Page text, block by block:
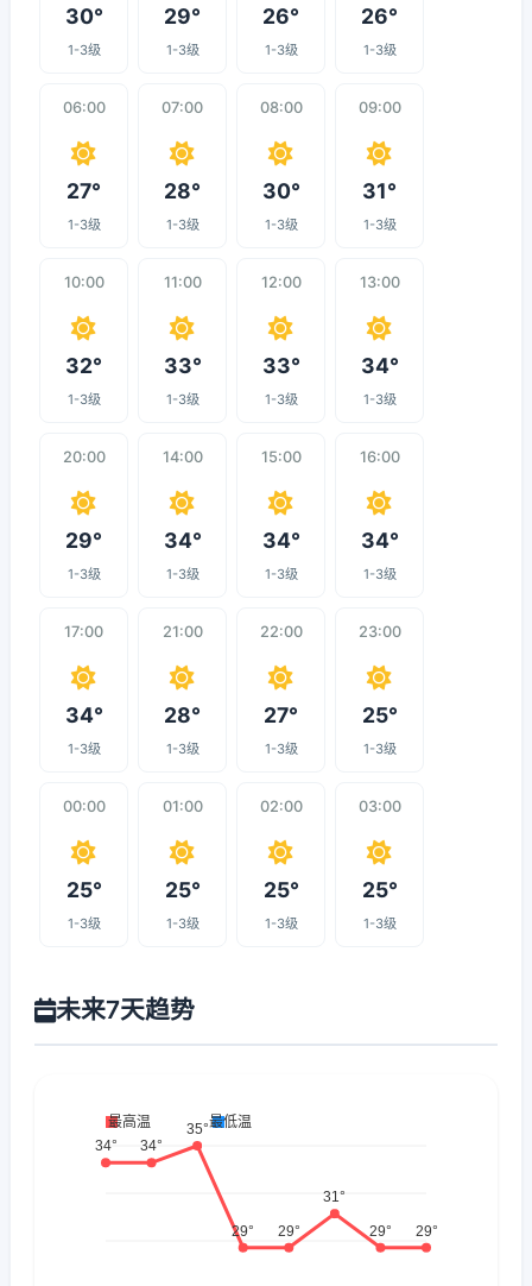
30°
1-3级
29°
1-3级
26°
1-3级
26°
1-3级
06:00
27°
1-3级
07:00
28°
1-3级
08:00
30°
1-3级
09:00
31°
1-3级
10:00
32°
1-3级
11:00
33°
1-3级
12:00
33°
1-3级
13:00
34°
1-3级
20:00
29°
1-3级
14:00
34°
1-3级
15:00
34°
1-3级
16:00
34°
1-3级
17:00
34°
1-3级
21:00
28°
1-3级
22:00
27°
1-3级
23:00
25°
1-3级
00:00
25°
1-3级
01:00
25°
1-3级
02:00
25°
1-3级
03:00
25°
1-3级
未来7天趋势